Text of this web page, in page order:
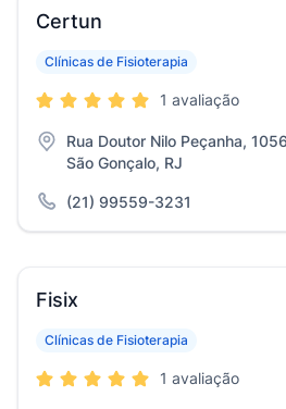
Certun
Clínicas de Fisioterapia
1 avaliação
Rua Doutor Nilo Peçanha,
São Gonçalo, RJ
(21) 99559-3231
Fisix
Clínicas de Fisioterapia
1 avaliação